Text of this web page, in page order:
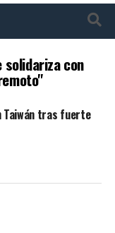
con
Taiwán tras fuerte